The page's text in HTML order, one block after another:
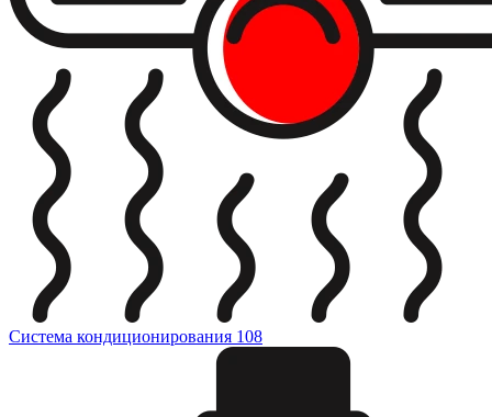
Система кондиционирования 108